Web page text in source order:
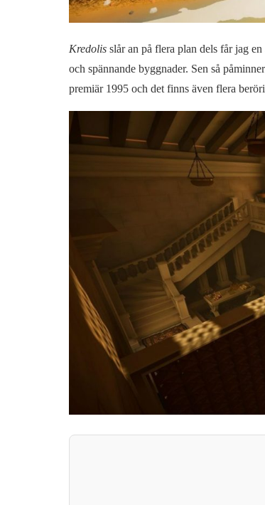
Kredolisslår an på flera plan dels får jag en
och spännande byggnader. Sen så påminner
premiär 1995 och det finns även flera